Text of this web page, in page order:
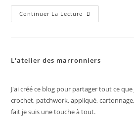
Continuer La Lecture Jour
3
L'atelier des marronniers
J'ai créé ce blog pour partager tout ce
crochet, patchwork, appliqué,
fait je suis une touche à tout.